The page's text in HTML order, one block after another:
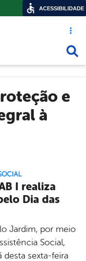
Acesso
e
à
I realiza
Dia das
Jardim, por meio
Social,
desta sexta-feira
ACESSIBILIDADE